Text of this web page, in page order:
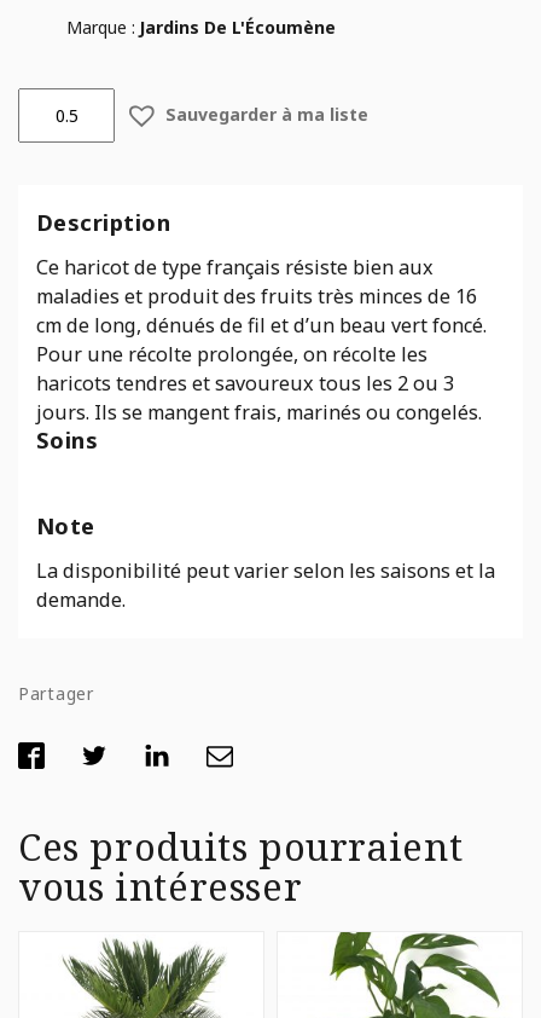
Marque : Jardins De L'Écoumène
Haricot
Jardins
Écoumène
Sauvegarder à ma liste
Description
Ce haricot de type français résiste bien aux
maladies et produit des fruits très minces de 16
cm de long, dénués de fil et d’un beau vert foncé.
Pour une récolte prolongée, on récolte les
haricots tendres et savoureux tous les 2 ou 3
jours. Ils se mangent frais, marinés ou congelés.
Soins
Note
La disponibilité peut varier selon les saisons et la
demande.
Partager
Ces produits pourraient
vous intéresser